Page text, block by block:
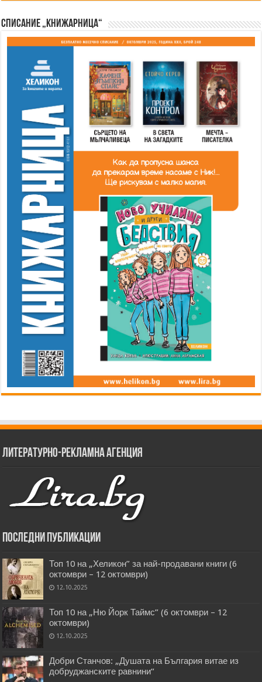
Списание „Книжарница“
Литературно-рекламна агенция
Последни публикации
Топ 10 на „Хеликон” за най-продавани книги (6
октомври – 12 октомври)
12.10.2025
Топ 10 на „Ню Йорк Таймс” (6 октомври – 12
октомври)
12.10.2025
Добри Станчов: „Душата на България витае из
добруджанските равнини“